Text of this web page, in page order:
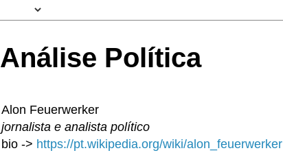
Análise Política
Alon Feuerwerker
jornalista e analista político
bio -> https://pt.wikipedia.org/wiki/alon_feuerwerker